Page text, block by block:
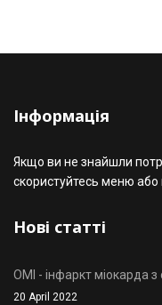
Інформація
Якщо ви не знайшли
скористуйтесь меню або
Нові статті
OMI - інфаркт міокарда з
20 April 2022